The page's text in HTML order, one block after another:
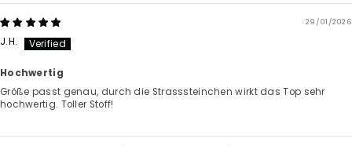
29/01/2026
J.H.
Hochwertig
Größe passt genau, durch die Strasssteinchen wirkt das Top sehr
hochwertig. Toller Stoff!